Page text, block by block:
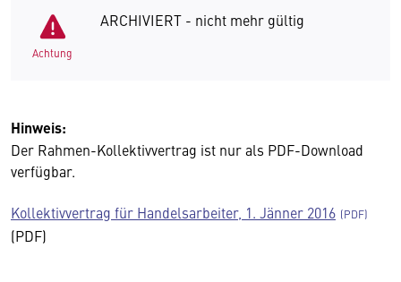
Achtung
ARCHIVIERT - nicht mehr gültig
Hinweis:
Der Rahmen-Kollektivvertrag ist nur als PDF-Download
verfügbar.
Kollektivvertrag für Handelsarbeiter, 1. Jänner 2016
(PDF)